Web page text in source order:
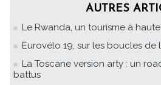
AUTRES
Le Rwanda, un tourisme à
Eurovélo 19, sur les boucles de
La Toscane version arty : un
battus